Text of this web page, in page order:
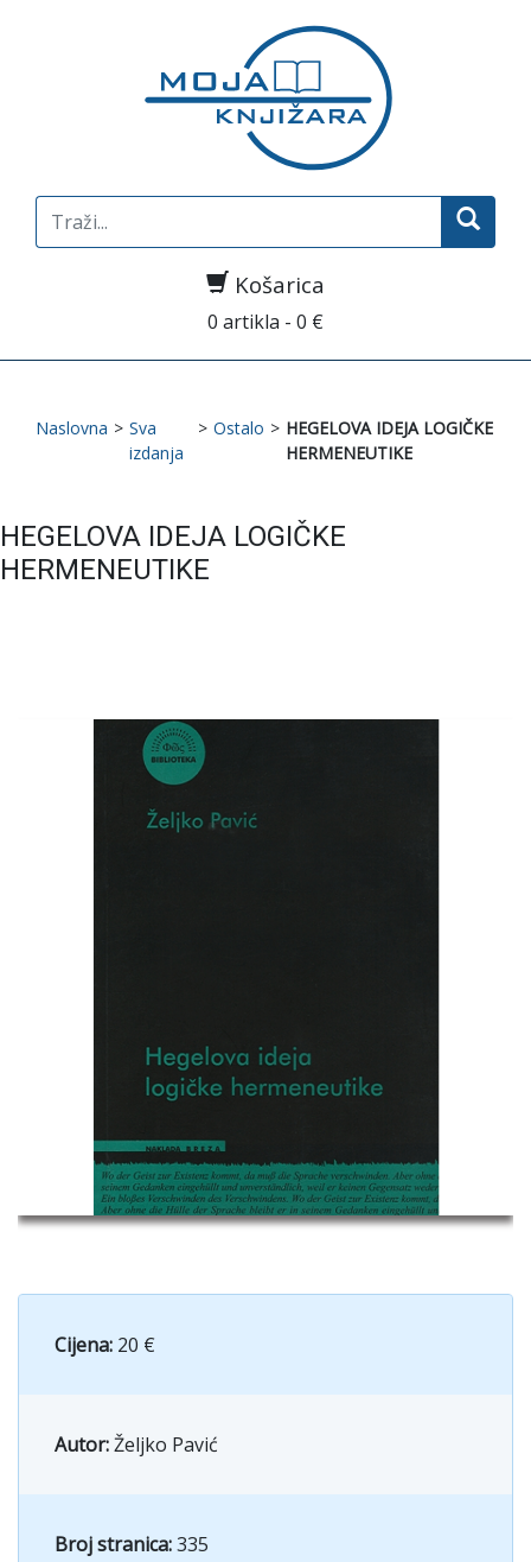
Search
for:
Košarica
0 artikla - 0 €
Naslovna > Sva
izdanja
> Ostalo > HEGELOVA IDEJA LOGIČKE
HERMENEUTIKE
HEGELOVA IDEJA LOGIČKE
HERMENEUTIKE
Cijena: 20 €
Autor:Željko Pavić
Broj stranica:335